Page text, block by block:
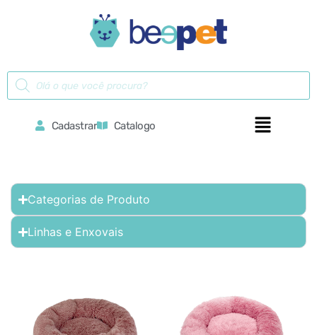
Cadastrar Catalogo
Categorias de Produto
Linhas e Enxovais